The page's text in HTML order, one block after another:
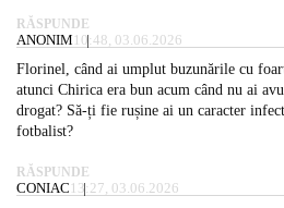
RĂSPUNDE
ANONIM 10:48, 03.06.2026
Florinel, când ai umplut buzunările cu
atunci Chirica era bun acum când nu ai
drogat? Să-ți fie rușine ai un caracter
fotbalist?
RĂSPUNDE
CONIAC 13:27, 03.06.2026